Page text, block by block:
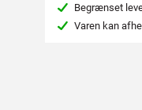
Begrænset
Varen kan